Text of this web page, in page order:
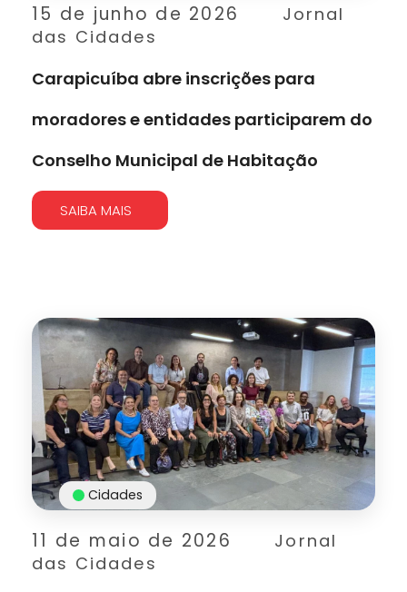
15 de junho de 2026
Jornal
das Cidades
Carapicuíba abre inscrições para
moradores e entidades participarem do
Conselho Municipal de Habitação
SAIBA MAIS
11 de maio de 2026
Jornal
das Cidades
Cidades